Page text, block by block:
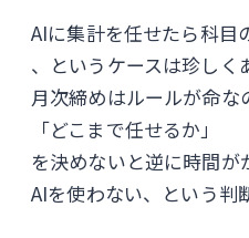
AIに集計を任せたら科目
、というケースは珍しく
月次締めはルールが命な
「どこまで任せるか」
を決めないと逆に時間が
AIを使わない、という判